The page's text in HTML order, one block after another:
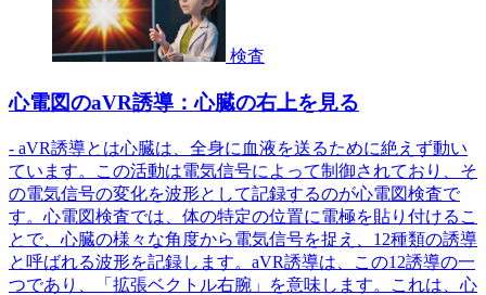
検査
心電図のaVR誘導：心臓の右上を見る
- aVR誘導とは心臓は、全身に血液を送るために絶えず動い
ています。この活動は電気信号によって制御されており、そ
の電気信号の変化を波形として記録するのが心電図検査で
す。心電図検査では、体の特定の位置に電極を貼り付けるこ
とで、心臓の様々な角度から電気信号を捉え、12種類の誘導
と呼ばれる波形を記録します。aVR誘導は、この12誘導の一
つであり、「拡張ベクトル右腕」を意味します。これは、心